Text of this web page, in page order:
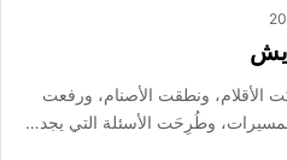
الأقلام، ونطقت الأصنام، ورفعت
وطُرِحَت الأسئلة التي يجد…